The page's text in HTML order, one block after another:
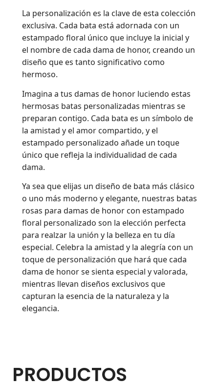
La personalización es la clave de esta colección
exclusiva. Cada bata está adornada con un
estampado floral único que incluye la inicial y
el nombre de cada dama de honor, creando un
diseño que es tanto significativo como
hermoso.
Imagina a tus damas de honor luciendo estas
hermosas batas personalizadas mientras se
preparan contigo. Cada bata es un símbolo de
la amistad y el amor compartido, y el
estampado personalizado añade un toque
único que refleja la individualidad de cada
dama.
Ya sea que elijas un diseño de bata más clásico
o uno más moderno y elegante, nuestras batas
rosas para damas de honor con estampado
floral personalizado son la elección perfecta
para realzar la unión y la belleza en tu día
especial. Celebra la amistad y la alegría con un
toque de personalización que hará que cada
dama de honor se sienta especial y valorada,
mientras llevan diseños exclusivos que
capturan la esencia de la naturaleza y la
elegancia.
PRODUCTOS